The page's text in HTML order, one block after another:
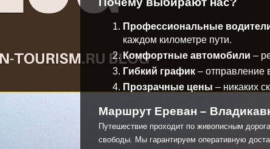
Профессиональные
каждом километре пути.
Комфортные автомобили –
Гибкий график – отправление
Прозрачные цены – никаких
Маршрут Ереван –
Путешествие проходит по живописным
свободы. Мы гарантируем оперативную